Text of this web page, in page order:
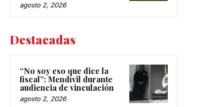
agosto 2, 2026
Destacadas
“No soy eso que dice la
fiscal”: Mendívil durante
audiencia de vinculación
agosto 2, 2026